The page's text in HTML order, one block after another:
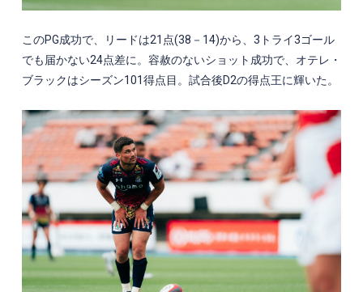
このPG成功で、リードは21 点(38 － 14)から、 3 トライ3ゴール
でも届かない24点差に。容赦のないショット成功で、オテレ・
ブラックはシーズン101得点目。試合後D2の得点王に輝いた。